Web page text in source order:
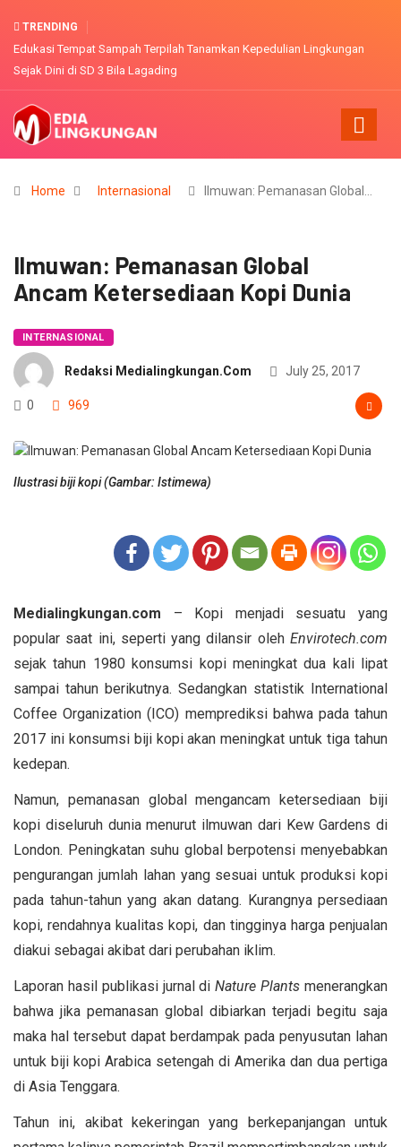
TRENDING
Konsultasi AMDAL Tambang emas PT. ASA dianggap kurang
Home Internasional Ilmuwan: Pemanasan Global…
Ilmuwan: Pemanasan Global
Ancam Ketersediaan Kopi Dunia
INTERNASIONAL
Redaksi Medialingkungan.com July 25, 2017
0 969
Ilustrasi biji kopi (Gambar: Istimewa)
Medialingkungan.com – Kopi menjadi sesuatu yang
popular saat ini, seperti yang dilansir oleh Envirotech.com
sejak tahun 1980 konsumsi kopi meningkat dua kali lipat
sampai tahun berikutnya. Sedangkan statistik International
Coffee Organization (ICO) memprediksi bahwa pada tahun
2017 ini konsumsi biji kopi akan meningkat untuk tiga tahun
kedepan.
Namun, pemanasan global mengancam ketersediaan biji
kopi diseluruh dunia menurut ilmuwan dari Kew Gardens di
London. Peningkatan suhu global berpotensi menyebabkan
pengurangan jumlah lahan yang sesuai untuk produksi kopi
pada tahun-tahun yang akan datang. Kurangnya persediaan
kopi, rendahnya kualitas kopi, dan tingginya harga penjualan
diakui sebagai akibat dari perubahan iklim.
Laporan hasil publikasi jurnal diNature Plants menerangkan
bahwa jika pemanasan global dibiarkan terjadi begitu saja
maka hal tersebut dapat berdampak pada penyusutan lahan
untuk biji kopi Arabica setengah di Amerika dan dua pertiga
di Asia Tenggara.
Tahun ini, akibat kekeringan yang berkepanjangan untuk